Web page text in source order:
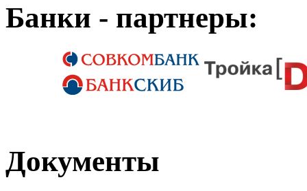
Банки - партнеры:
Документы